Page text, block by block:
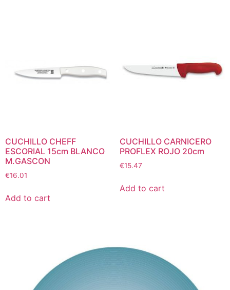
CUCHILLO CHEFF
ESCORIAL 15cm BLANCO
M.GASCON
€16.01
Add to cart
CUCHILLO CARNICERO
PROFLEX ROJO 20cm
€15.47
Add to cart